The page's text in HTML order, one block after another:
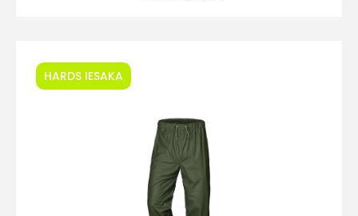
HARDS IESAKA